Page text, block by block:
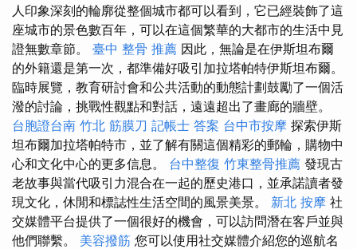
人印象深刻的輪廓從整個城市都可以看到，它已經裝飾了這
座城市的景色數百年，可以在這個繁華的大都市的生活中見
證無數章節。 臺中 整骨 推薦 因此，無論是在伊斯坦布爾
的外籍還是第一次，都準備好吸引加拉塔帕特伊斯坦布爾。
臨時展覽，教育研討會和公共活動的動態計劃鼓勵了一個活
潑的討論，挑戰性觀點和對話，遠遠超出了畫廊的牆壁。
台胞證台南 竹北 筋膜刀 記帳士 答案 台中市按摩 探索伊斯
坦布爾加拉塔帕特市，並了解有關這個精彩的郵輪，購物中
心和文化中心的更多信息。 台中整復 竹東整骨推薦 發現古
老故事與當代吸引力混合在一起的歷史港口，並承諾讀者發
現文化，休閒和標誌性生活空間的風景美景。 新北 按摩 社
交媒體平台提供了一個很好的機會，可以訪問潛在客戶並與
他們聯繫。 美容撥筋 您可以使用社交媒體介紹您的巡航名